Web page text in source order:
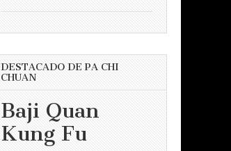
DESTACADO DE PA CHI
CHUAN
Baji Quan
Kung Fu